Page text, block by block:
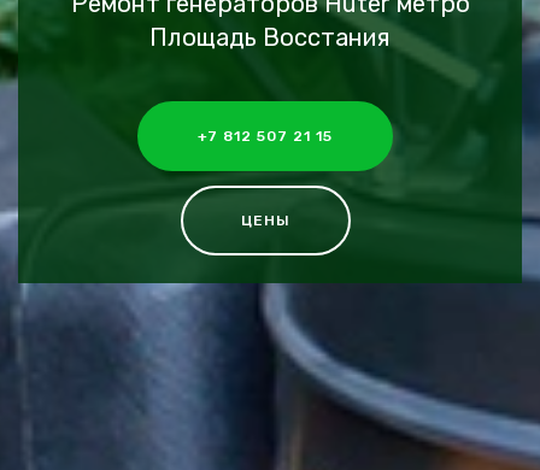
Площадь Восстания
+7 812 507 21 15
ЦЕНЫ